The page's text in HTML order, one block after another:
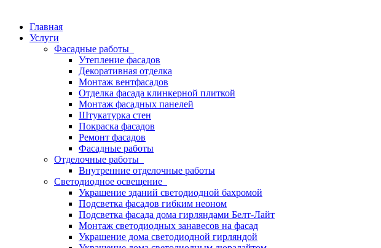
Главная
Услуги
Фасадные работы
Утепление фасадов
Декоративная отделка
Монтаж вентфасадов
Отделка фасада клинкерной плиткой
Монтаж фасадных панелей
Штукатурка стен
Покраска фасадов
Ремонт фасадов
Фасадные работы
Отделочные работы
Внутренние отделочные работы
Светодиодное освещение
Украшение зданий светодиодной бахромой
Подсветка фасадов гибким неоном
Подсветка фасада дома гирляндами Белт-Лайт
Монтаж светодиодных занавесов на фасад
Украшение дома светодиодной гирляндой